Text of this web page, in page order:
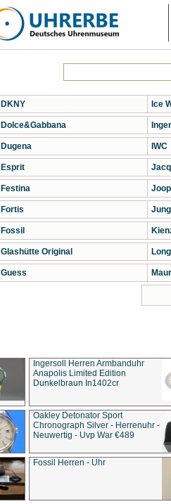
DKNY
Dolce&Gabbana
Dugena
Esprit
Festina
Fortis
Fossil
Glashütte Original
Guess
Ice
IWC
Ingersoll Herren Armbanduhr
Anapolis Limited Edition
Dunkelbraun In1402cr
Oakley Detonator Sport
Chronograph Silver - Herrenuhr -
Neuwertig - Uvp War €489
Fossil Herren - Uhr